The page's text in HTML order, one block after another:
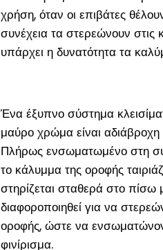
χρήση, όταν οι επιβάτες
συνέχεια τα στερεώνουν
υπάρχει η δυνατότητα τα
Ένα έξυπνο σύστημα
μαύρο χρώμα είναι αδιάβροχη
Πλήρως ενσωματωμένο στη
το κάλυμμα της οροφής
στηρίζεται σταθερά στο
διαφοροποιηθεί για να
οροφής, ώστε να
φινίρισμα.